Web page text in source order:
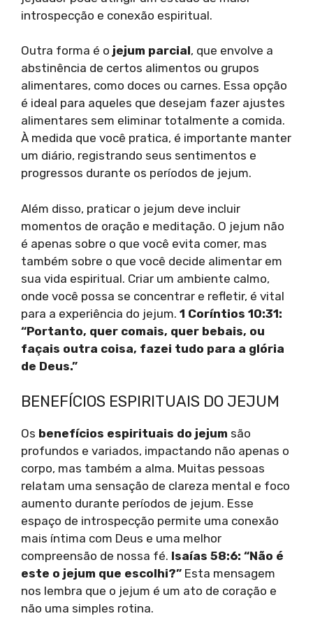
introspecção e conexão espiritual.
Outra forma é o jejum parcial, que envolve a
abstinência de certos alimentos ou grupos
alimentares, como doces ou carnes. Essa opção
é ideal para aqueles que desejam fazer ajustes
alimentares sem eliminar totalmente a comida.
À medida que você pratica, é importante manter
um diário, registrando seus sentimentos e
progressos durante os períodos de jejum.
Além disso, praticar o jejum deve incluir
momentos de oração e meditação. O jejum não
é apenas sobre o que você evita comer, mas
também sobre o que você decide alimentar em
sua vida espiritual. Criar um ambiente calmo,
onde você possa se concentrar e refletir, é vital
para a experiência do jejum. 1 Coríntios 10:31:
“Portanto, quer comais, quer bebais, ou
façais outra coisa, fazei tudo para a glória
de Deus.”
BENEFÍCIOS ESPIRITUAIS DO JEJUM
Os benefícios espirituais do jejum são
profundos e variados, impactando não apenas o
corpo, mas também a alma. Muitas pessoas
relatam uma sensação de clareza mental e foco
aumento durante períodos de jejum. Esse
espaço de introspecção permite uma conexão
mais íntima com Deus e uma melhor
compreensão de nossa fé. Isaías 58:6: “Não é
este o jejum que escolhi?” Esta mensagem
nos lembra que o jejum é um ato de coração e
não uma simples rotina.